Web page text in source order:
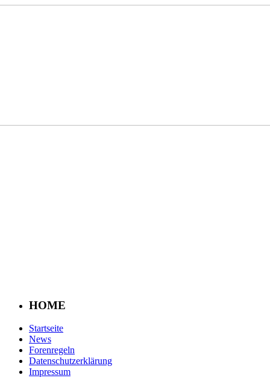
HOME
Startseite
News
Forenregeln
Datenschutzerklärung
Impressum